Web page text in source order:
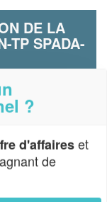
DE LA
TP SPADA-
?
d'affaireset
de